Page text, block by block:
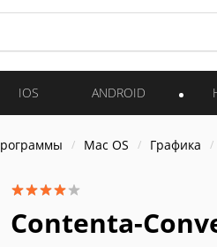
IOS ANDROID
Mac OS Графика
Contenta-